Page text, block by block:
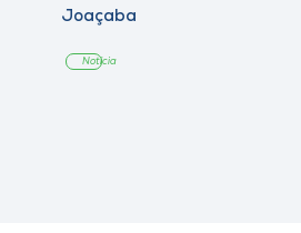
Joaçaba
Notícia